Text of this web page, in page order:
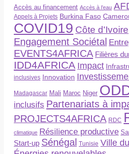
Accès au financement Accès à l’eau
Appels à Projets Burkina Faso
COVID19 Côte d'Ivoire
Engagement Sociétal
EVENTS4AFRICA Filières
IDD4AFRICA Impact
inclusives Innovation
Madagascar Mali Maroc Niger
inclusifs Partenariats à
PROJECTS4AFRICA RDC
climatique Résilience productive
Start-up Sénégal Tunisie Ville